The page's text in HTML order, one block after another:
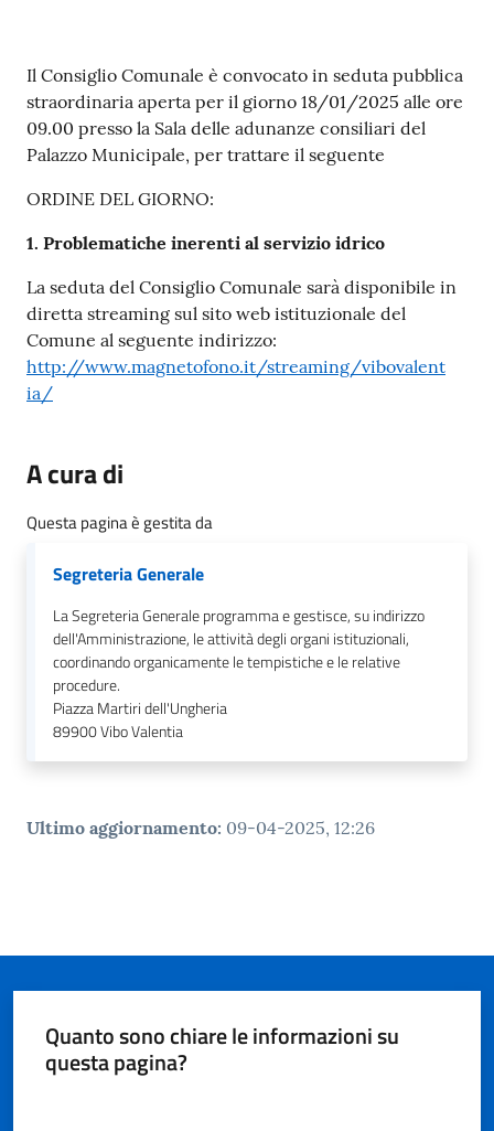
r
e
t
o
i
o
Tutti
gli
argomenti...
su
Contenuto
Il Consiglio Comunale è convocato in seduta pubblica
straordinaria aperta per il giorno 18/01/2025 alle ore
09.00 presso la Sala delle adunanze consiliari del
Palazzo Municipale, per trattare il seguente
ORDINE DEL GIORNO:
1. Problematiche inerenti al servizio idrico
La seduta del Consiglio Comunale sarà disponibile in
diretta streaming sul sito web istituzionale del
Comune al seguente indirizzo:
http://www.magnetofono.it/streaming/vibovalent
ia/
A cura di
Questa pagina è gestita da
Segreteria Generale
La Segreteria Generale programma e gestisce, su indirizzo
dell'Amministrazione, le attività degli organi istituzionali,
coordinando organicamente le tempistiche e le relative
procedure.
Piazza Martiri dell'Ungheria
89900Vibo Valentia
Ultimo aggiornamento: 09-04-2025, 12:26
Quanto sono chiare le informazioni su
questa pagina?